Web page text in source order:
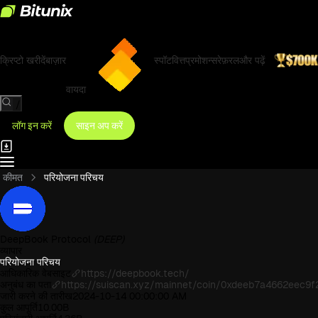
क्रिप्टो खरीदेंबाज़ार
वायदा
स्पॉटवित्तप्रमोशन्सरेफ़रलऔर पढ़ें
लॉग इन करें
साइन अप करें
कीमत परियोजना परिचय
परियोजना परिचय
https://deepbook.tech/
https://suiscan.xyz/mainnet/coin/